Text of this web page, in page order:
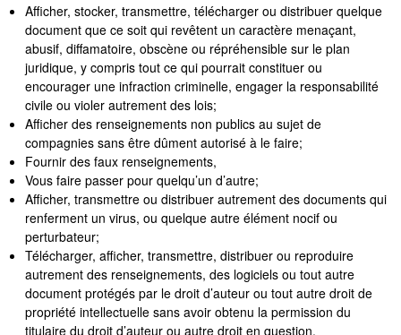
Afficher, stocker, transmettre, télécharger ou distribuer quelque
document que ce soit qui revêtent un caractère menaçant,
abusif, diffamatoire, obscène ou répréhensible sur le plan
juridique, y compris tout ce qui pourrait constituer ou
encourager une infraction criminelle, engager la responsabilité
civile ou violer autrement des lois;
Afficher des renseignements non publics au sujet de
compagnies sans être dûment autorisé à le faire;
Fournir des faux renseignements,
Vous faire passer pour quelqu’un d’autre;
Afficher, transmettre ou distribuer autrement des documents qui
renferment un virus, ou quelque autre élément nocif ou
perturbateur;
Télécharger, afficher, transmettre, distribuer ou reproduire
autrement des renseignements, des logiciels ou tout autre
document protégés par le droit d’auteur ou tout autre droit de
propriété intellectuelle sans avoir obtenu la permission du
titulaire du droit d’auteur ou autre droit en question.